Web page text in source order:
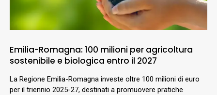
Emilia-Romagna: 100 milioni per agricoltura
sostenibile e biologica entro il 2027
La Regione Emilia-Romagna investe oltre 100 milioni di euro
per il triennio 2025-27, destinati a promuovere pratiche